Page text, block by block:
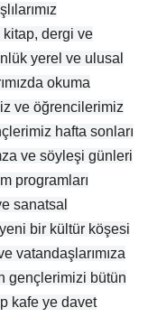
dergi ve
yerel ve ulusal
okuma
ve öğrencilerimiz
hafta sonları
ve söyleşi günleri
programları
sanatsal
bir kültür köşesi
vatandaşlarımıza
gençlerimizi bütün
kafe ye davet